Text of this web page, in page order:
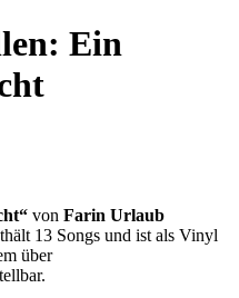
Ein
von Farin Urlaub
13 Songs und ist als Vinyl
über